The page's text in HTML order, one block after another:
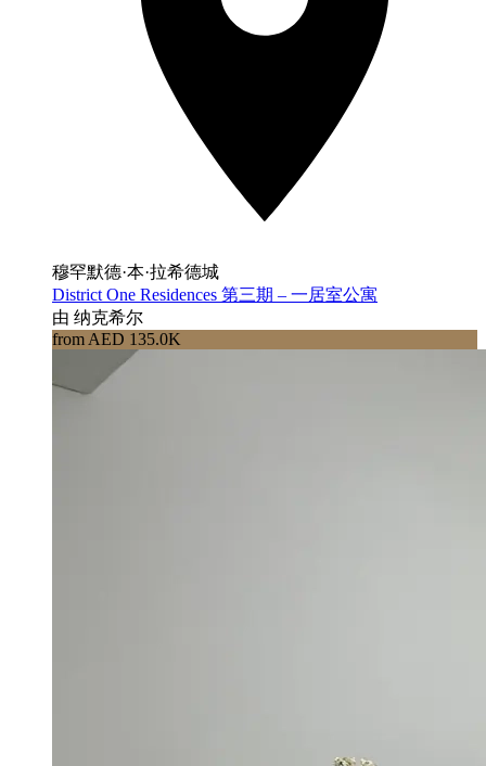
穆罕默德·本·拉希德城
District One Residences 第三期 – 一居室公寓
由 纳克希尔
from AED 135.0K